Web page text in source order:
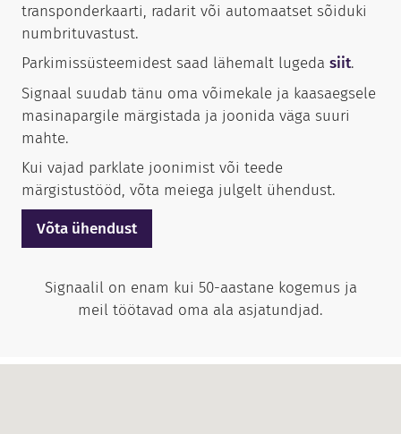
E: 8:00 - 17:00
T-N 8:00 - 16:00
Helista:+372 656 3532
Kirjuta:signaal@signaal.ee
Helista:+372 656 3535
Kirjuta:info@signaal.ee
transponderkaarti, radarit või automaatset sõiduki
numbrituvastust.
Parkimissüsteemidest saad lähemalt lugeda siit.
Signaal suudab tänu oma võimekale ja kaasaegsele
masinapargile märgistada ja joonida väga suuri
mahte.
Kui vajad parklate joonimist või teede
märgistustööd, võta meiega julgelt ühendust.
Võta ühendust
Signaalil on enam kui 50-aastane kogemus ja
meil töötavad oma ala asjatundjad.